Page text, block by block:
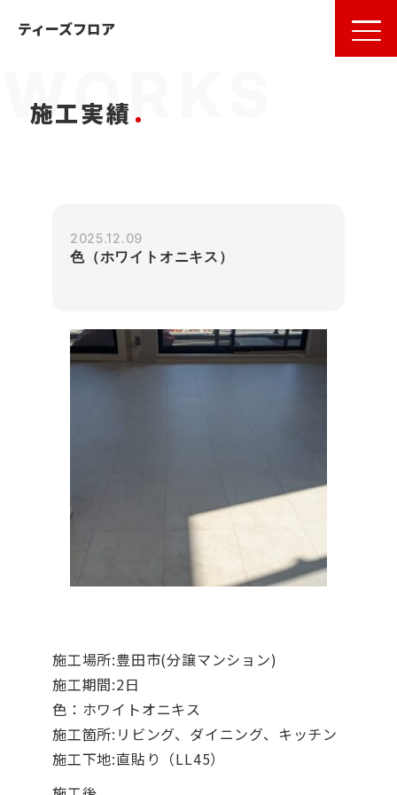
名古屋 フローリング
ティーズフロア
施工実績
2025.12.09
色（ホワイトオニキス）
施工場所:豊田市(分譲マンション)
施工期間:2日
色：ホワイトオニキス
施工箇所:リビング、ダイニング、キッチン
施工下地:直貼り（LL45）